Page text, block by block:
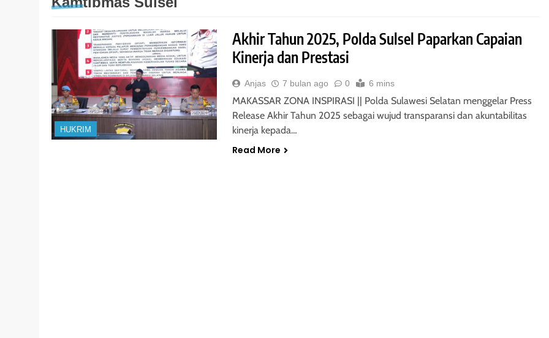
HUKRIM
Akhir Tahun 2025, Polda Sulsel Paparkan Capaian
Kinerja dan Prestasi
Anjas 7 bulan ago 0 6 mins
MAKASSAR ZONA INSPIRASI || Polda Sulawesi Selatan menggelar Press
Release Akhir Tahun 2025 sebagai wujud transparansi dan akuntabilitas
kinerja kepada…
Read More